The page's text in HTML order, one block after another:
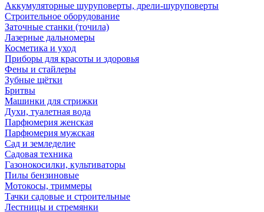
Аккумуляторные шуруповерты, дрели-шуруповерты
Строительное оборудование
Заточные станки (точила)
Лазерные дальномеры
Косметика и уход
Приборы для красоты и здоровья
Фены и стайлеры
Зубные щётки
Бритвы
Машинки для стрижки
Духи, туалетная вода
Парфюмерия женская
Парфюмерия мужская
Сад и земледелие
Садовая техника
Газонокосилки, культиваторы
Пилы бензиновые
Мотокосы, триммеры
Тачки садовые и строительные
Лестницы и стремянки